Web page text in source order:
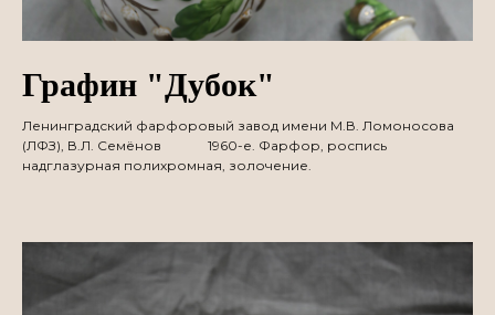
Графин "Дубок"
Ленинградский фарфоровый завод имени М.В. Ломоносова
(ЛФЗ), В.Л. Семёнов 1960-е. Фарфор, роспись
надглазурная полихромная, золочение.